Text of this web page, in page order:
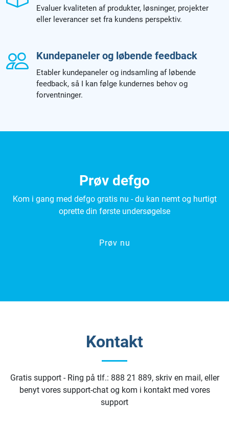
Evaluer kvaliteten af produkter, løsninger, projekter
eller leverancer set fra kundens perspektiv.
Kundepaneler og løbende feedback
Etabler kundepaneler og indsamling af løbende
feedback, så I kan følge kundernes behov og
forventninger.
Prøv defgo
Kom i gang med defgo gratis nu - du kan nemt og hurtigt
oprette din første undersøgelse
Prøv nu
Kontakt
Gratis support - Ring på tlf.: 888 21 889, skriv en mail, eller
benyt vores support-chat og kom i kontakt med vores
support